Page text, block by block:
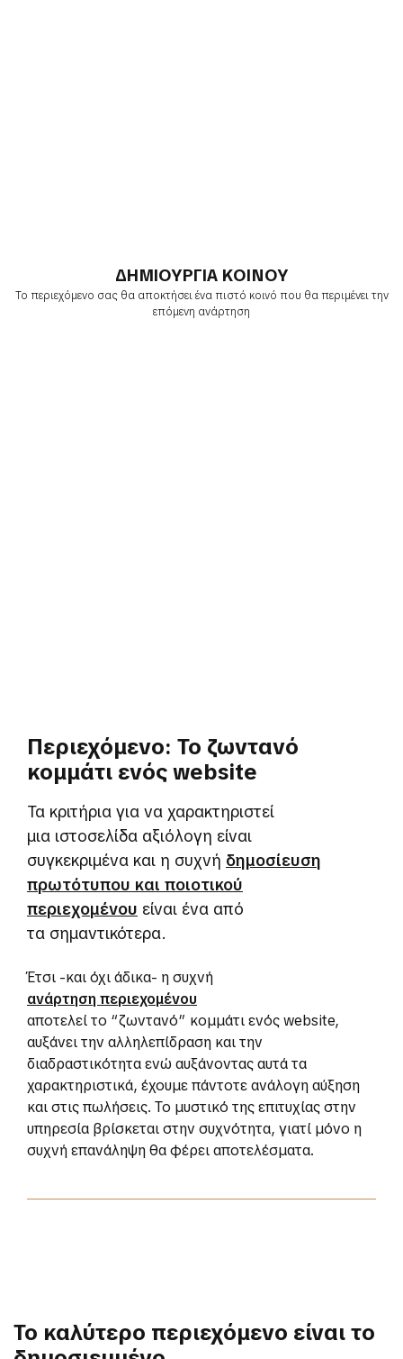
ΔΗΜΙΟΥΡΓΙΑ ΚΟΙΝΟΥ
Το περιεχόμενο σας θα αποκτήσει ένα πιστό κοινό που θα περιμένει την
επόμενη ανάρτηση
Περιεχόμενο: Το ζωντανό
κομμάτι ενός website
Τα κριτήρια για να χαρακτηριστεί
μια ιστοσελίδα αξιόλογη είναι
συγκεκριμένα και η συχνή δημοσίευση
πρωτότυπου και ποιοτικού
περιεχομένου είναι ένα από
τα σημαντικότερα.
Έτσι -και όχι άδικα- η συχνή
ανάρτηση περιεχομένου
αποτελεί το “ζωντανό” κομμάτι ενός website,
αυξάνει την αλληλεπίδραση και την
διαδραστικότητα ενώ αυξάνοντας αυτά τα
χαρακτηριστικά, έχουμε πάντοτε ανάλογη αύξηση
και στις πωλήσεις. Το μυστικό της επιτυχίας στην
υπηρεσία βρίσκεται στην συχνότητα, γιατί μόνο η
συχνή επανάληψη θα φέρει αποτελέσματα.
Το καλύτερο περιεχόμενο είναι το